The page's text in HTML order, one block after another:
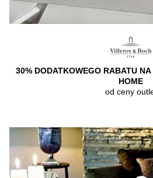
30% DODATKOWEGO RABATU
HOME
od ceny